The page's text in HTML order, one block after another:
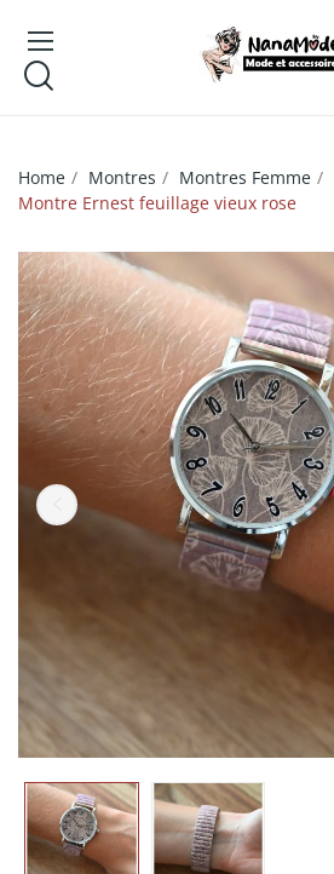
Home Montres Montres Femme
Montre Ernest feuillage vieux rose